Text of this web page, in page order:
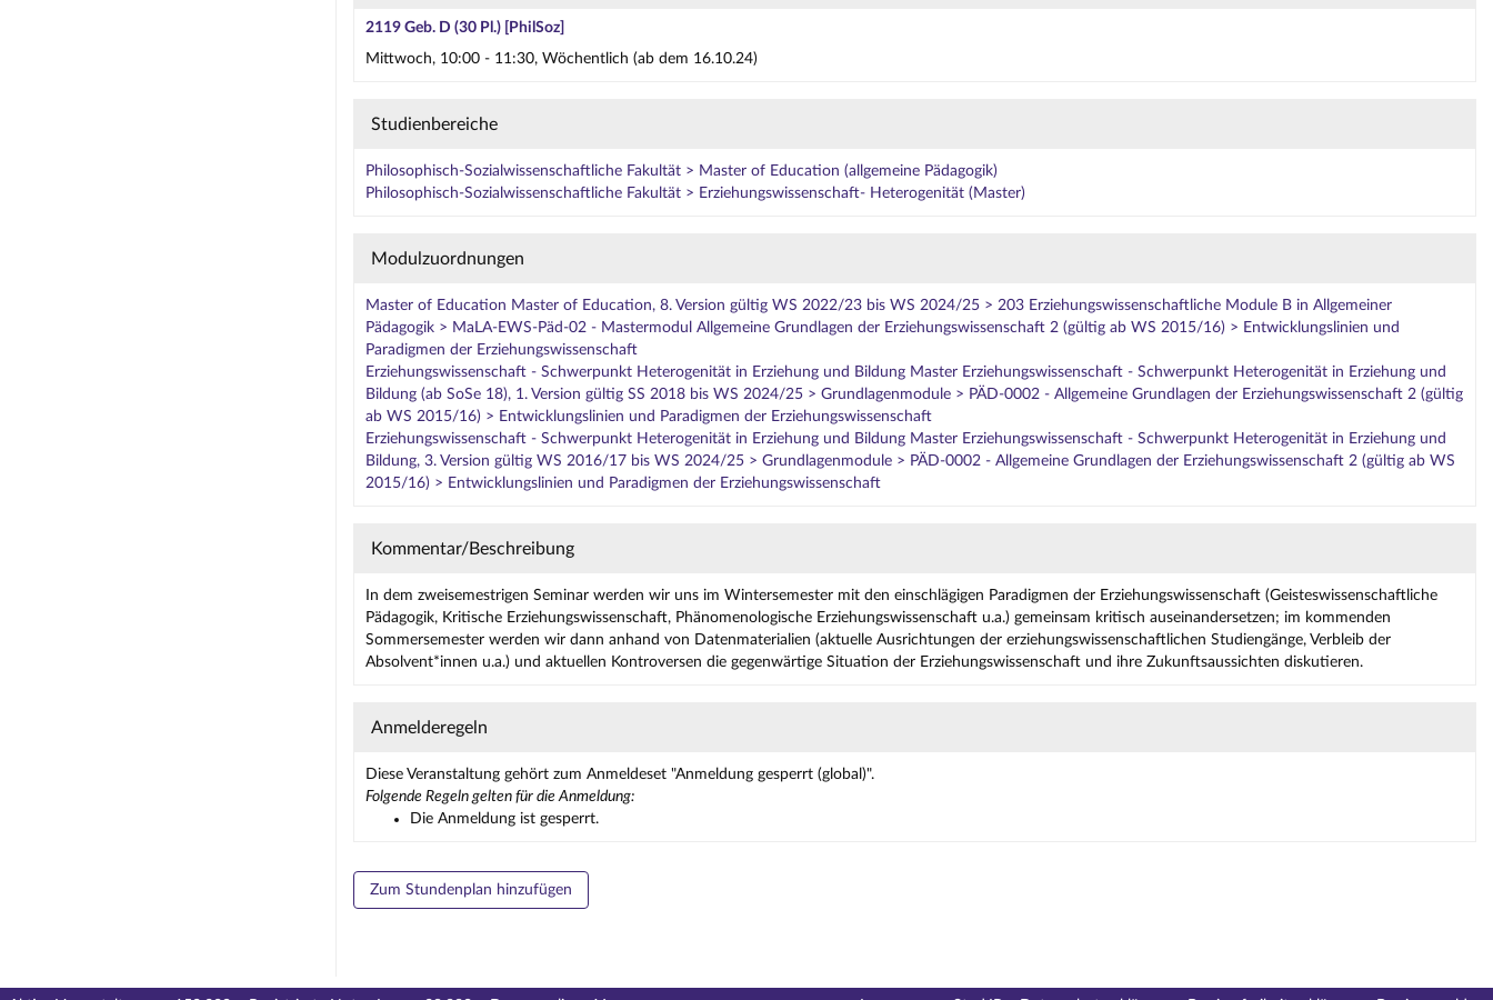
2119 Geb. D (30 Pl.) [PhilSoz]
Mittwoch, 10:00 - 11:30, Wöchentlich (ab dem 16.10.24)
Studienbereiche
Philosophisch-Sozialwissenschaftliche Fakultät > Master of Education (allgemeine Pädagogik)
Philosophisch-Sozialwissenschaftliche Fakultät > Erziehungswissenschaft- Heterogenität (Master)
Modulzuordnungen
Master of Education Master of Education, 8. Version gültig WS 2022/23 bis WS 2024/25 > 203 Erziehungswissenschaftliche Module B in Allgemeiner
Pädagogik > MaLA-EWS-Päd-02 - Mastermodul Allgemeine Grundlagen der Erziehungswissenschaft 2 (gültig ab WS 2015/16) > Entwicklungslinien und
Paradigmen der Erziehungswissenschaft
Erziehungswissenschaft - Schwerpunkt Heterogenität in Erziehung und Bildung Master Erziehungswissenschaft - Schwerpunkt Heterogenität in Erziehung und
Bildung (ab SoSe 18), 1. Version gültig SS 2018 bis WS 2024/25 > Grundlagenmodule > PÄD-0002 - Allgemeine Grundlagen der Erziehungswissenschaft 2 (gültig
ab WS 2015/16) > Entwicklungslinien und Paradigmen der Erziehungswissenschaft
Erziehungswissenschaft - Schwerpunkt Heterogenität in Erziehung und Bildung Master Erziehungswissenschaft - Schwerpunkt Heterogenität in Erziehung und
Bildung, 3. Version gültig WS 2016/17 bis WS 2024/25 > Grundlagenmodule > PÄD-0002 - Allgemeine Grundlagen der Erziehungswissenschaft 2 (gültig ab WS
2015/16) > Entwicklungslinien und Paradigmen der Erziehungswissenschaft
Kommentar/Beschreibung
In dem zweisemestrigen Seminar werden wir uns im Wintersemester mit den einschlägigen Paradigmen der Erziehungswissenschaft (Geisteswissenschaftliche
Pädagogik, Kritische Erziehungswissenschaft, Phänomenologische Erziehungswissenschaft u.a.) gemeinsam kritisch auseinandersetzen; im kommenden
Sommersemester werden wir dann anhand von Datenmaterialien (aktuelle Ausrichtungen der erziehungswissenschaftlichen Studiengänge, Verbleib der
Absolvent*innen u.a.) und aktuellen Kontroversen die gegenwärtige Situation der Erziehungswissenschaft und ihre Zukunftsaussichten diskutieren.
Anmelderegeln
Diese Veranstaltung gehört zum Anmeldeset "Anmeldung gesperrt (global)".
Folgende Regeln gelten für die Anmeldung:
Die Anmeldung ist gesperrt.
Zum Stundenplan hinzufügen